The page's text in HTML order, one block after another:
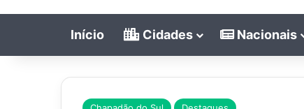
Início Cidades Nacionais